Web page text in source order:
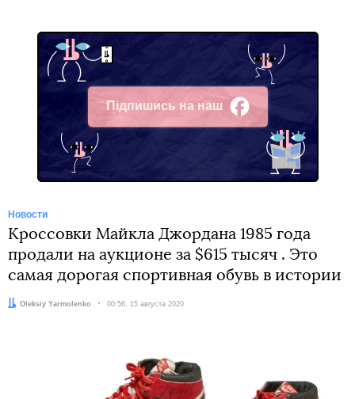
Підпишись на наш
Facebook
Новости
Кроссовки Майкла Джордана 1985 года
продали на аукционе за $615 тысяч . Это
самая дорогая спортивная обувь в истории
Автор:
Oleksiy Yarmolenko Дата:
00:56, 15 августа 2020